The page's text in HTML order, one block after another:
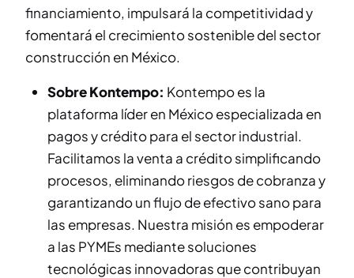
financiamiento, impulsará la competitividad y
fomentará el crecimiento sostenible del sector
construcción en México.
Sobre Kontempo: Kontempo es la
plataforma líder en México especializada en
pagos y crédito para el sector industrial.
Facilitamos la venta a crédito simplificando
procesos, eliminando riesgos de cobranza y
garantizando un flujo de efectivo sano para
las empresas. Nuestra misión es empoderar
a las PYMEs mediante soluciones
tecnológicas innovadoras que contribuyan